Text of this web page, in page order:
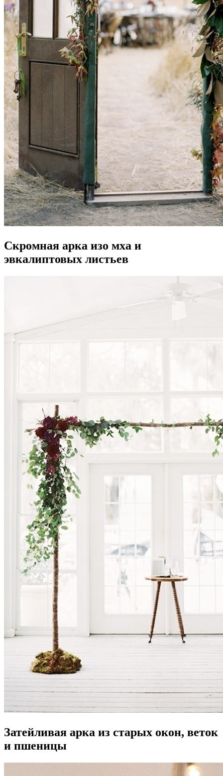
Скромная арка изо мха и
эвкалиптовых листьев
Затейливая арка из старых окон, веток
и пшеницы